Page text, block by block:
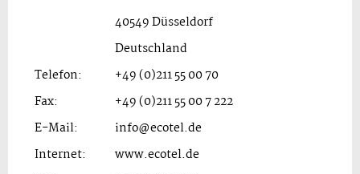
40549 Düsseldorf
Deutschland
Telefon:
+49 (0)211 55 00 70
Fax:
+49 (0)211 55 00 7 222
E-Mail:
info@ecotel.de
Internet:
www.ecotel.de